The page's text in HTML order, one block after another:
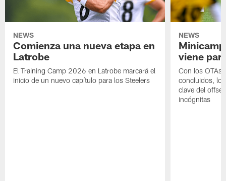
NEWS
Comienza una nueva etapa en
Latrobe
El Training Camp 2026 en Latrobe marcará el
inicio de un nuevo capítulo para los Steelers
NEWS
viene
Con los OTAs
concluidos,
clave del
incógnitas